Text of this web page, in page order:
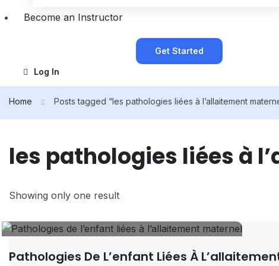
Become an Instructor
Get Started
Log In
Home Posts tagged “les pathologies liées à l’allaitement
les pathologies liées à
Showing only one result
Pathologies De L’enfant Liées À